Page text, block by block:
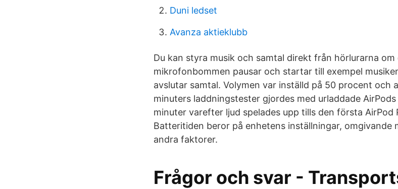
Duni ledset
Avanza aktieklubb
Du kan styra musik och samtal direkt från hörlurarna
mikrofonbommen pausar och startar till exempel
avslutar samtal. Volymen var inställd på 50 procent och
minuters laddningstester gjordes med urladdade
minuter varefter ljud spelades upp tills den första AirPod
Batteritiden beror på enhetens inställningar, omgivande
andra faktorer.
Frågor och svar -